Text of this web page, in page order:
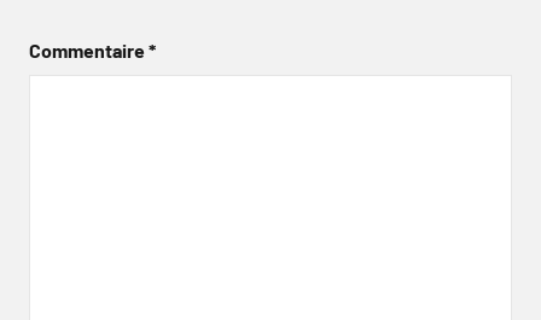
Commentaire*